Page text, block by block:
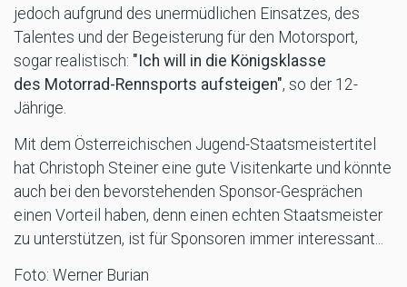
jedoch aufgrund des unermüdlichen Einsatzes, des
Talentes und der Begeisterung für den Motorsport,
sogar realistisch: "Ich will in die Königsklasse
des Motorrad-Rennsports aufsteigen", so der 12-
Jährige.
Mit dem Österreichischen Jugend-Staatsmeistertitel
hat Christoph Steiner eine gute Visitenkarte und könnte
auch bei den bevorstehenden Sponsor-Gesprächen
einen Vorteil haben, denn einen echten Staatsmeister
zu unterstützen, ist für Sponsoren immer interessant...
Foto: Werner Burian